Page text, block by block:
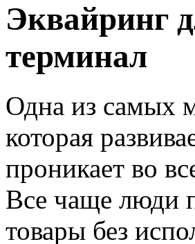
Эквайринг
терминал
Одна из самых
которая
проникает во
Все чаще люди
товары без